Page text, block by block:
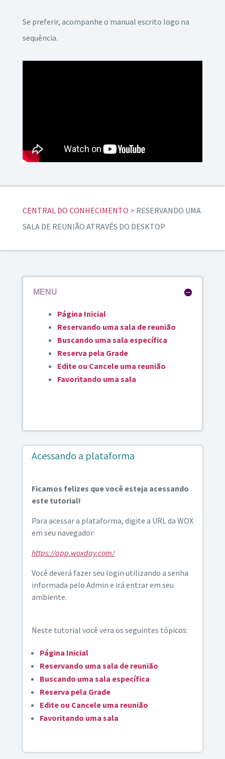
Se preferir, acompanhe o manual escrito logo na
sequência.
CENTRAL DO CONHECIMENTO > RESERVANDO UMA
SALA DE REUNIÃO ATRAVÉS DO DESKTOP
MENU
Página Inicial
Reservando uma sala de reunião
Buscando uma sala específica
Reserva pela Grade
Edite ou Cancele uma reunião
Favoritando uma sala
Acessando a plataforma
Ficamos felizes que você esteja acessando
este tutorial!
Para acessar a plataforma, digite a URL da WOX
em seu navegador:
https://app.woxday.com/
Você deverá fazer seu login utilizando a senha
informada pelo Admin e irá entrar em seu
ambiente.
Neste tutorial você vera os seguintes tópicos:
Página Inicial
Reservando uma sala de reunião
Buscando uma sala específica
Reserva pela Grade
Edite ou Cancele uma reunião
Favoritando uma sala